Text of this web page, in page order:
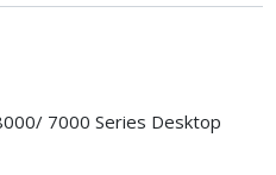
7000 Series Desktop